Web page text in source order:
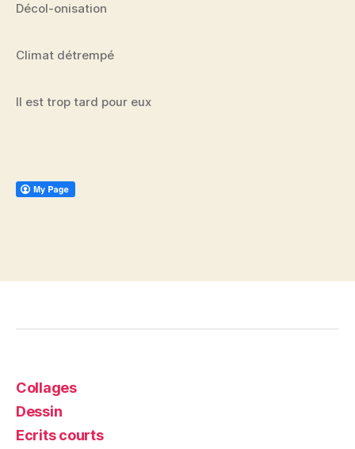
Décol-onisation
Climat détrempé
Il est trop tard pour eux
Collages
Dessin
Ecrits courts